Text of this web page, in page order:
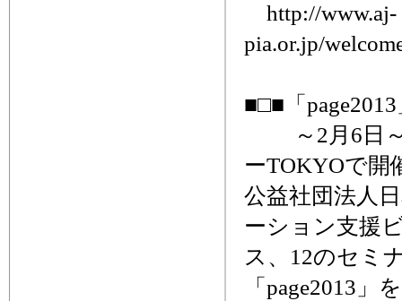
http://www.aj-
pia.or.jp/
■□■「
～2月6日～
ーTOKYOで開
公益社団法人
ーション支援
ス、12のセミ
「page2013」